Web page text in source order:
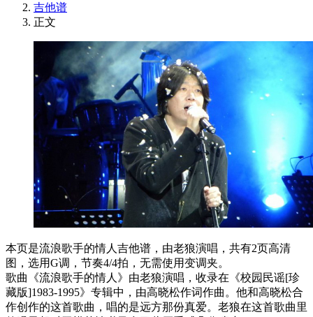
吉他谱
正文
本页是流浪歌手的情人吉他谱，由老狼演唱，共有2页高清
图，选用G调，节奏4/4拍，无需使用变调夹。
歌曲《流浪歌手的情人》由老狼演唱，收录在《校园民谣[珍
藏版]1983-1995》专辑中，由高晓松作词作曲。他和高晓松合
作创作的这首歌曲，唱的是远方那份真爱。老狼在这首歌曲里